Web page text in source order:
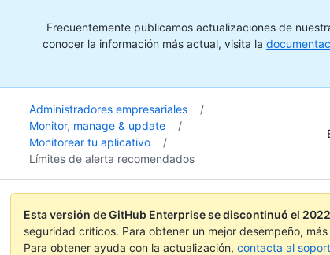
Frecuentemente publicamos actualizaciones de
conocer la información más actual, visita la
Administradores empresariales
/
Monitor, manage & update
/
Monitorear tu aplicativo
/
Límites de alerta recomendados
Esta versión de GitHub Enterprise se discontinuó el
seguridad críticos. Para obtener un mejor desempeño,
Para obtener ayuda con la actualización, contacta al